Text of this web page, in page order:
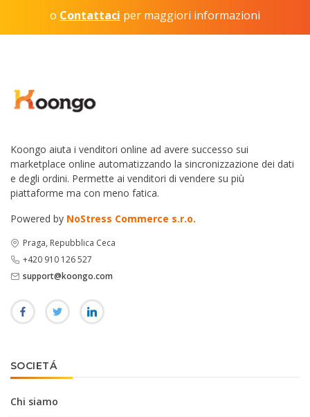
o Contattaci per maggiori informazioni
Koongo aiuta i venditori online ad avere successo sui
marketplace online automatizzando la sincronizzazione dei dati
e degli ordini. Permette ai venditori di vendere su più
piattaforme ma con meno fatica.
Powered by NoStress Commerce s.r.o.
Praga, Repubblica Ceca
+420 910 126 527
support@koongo.com
SOCIETÁ
Chi siamo